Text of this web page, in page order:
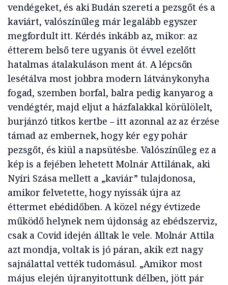
vendégeket, és aki Budán szereti a pezsgőt és a
kaviárt, valószínűleg már legalább egyszer
megfordult itt. Kérdés inkább az, mikor: az
étterem belső tere ugyanis öt évvel ezelőtt
hatalmas átalakuláson ment át. A lépcsőn
lesétálva most jobbra modern látványkonyha
fogad, szemben borfal, balra pedig kanyarog a
vendégtér, majd eljut a házfalakkal körülölelt,
burjánzó titkos kertbe – itt azonnal az az érzése
támad az embernek, hogy kér egy pohár
pezsgőt, és kiül a napsütésbe. Valószínűleg ez a
kép is a fejében lehetett Molnár Attilának, aki
Nyíri Szása mellett a „kaviár” tulajdonosa,
amikor felvetette, hogy nyissák újra az
éttermet ebédidőben. A közel négy évtizede
működő helynek nem újdonság az ebédszerviz,
csak a Covid idején álltak le vele. Molnár Attila
azt mondja, voltak is jó páran, akik ezt nagy
sajnálattal vették tudomásul. „Amikor most
május elején újranyitottunk délben, jött pár